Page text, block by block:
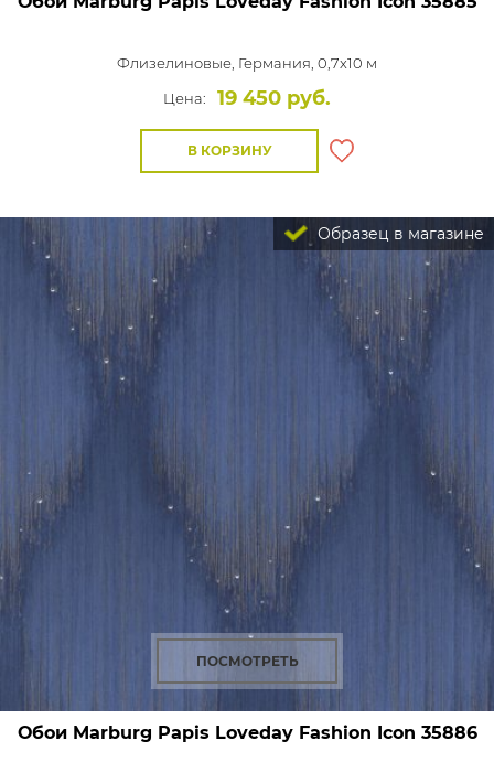
Флизелиновые, Германия, 0,7x10 м
Цена:
19 450 руб.
В КОРЗИНУ
Образец в магазине
ПОСМОТРЕТЬ
Обои Marburg Papis Loveday Fashion Icon 35886